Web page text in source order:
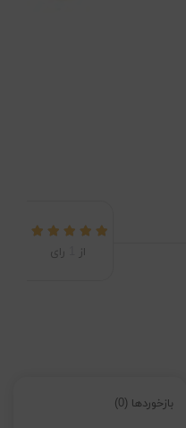
از رای
بازخوردها (0)